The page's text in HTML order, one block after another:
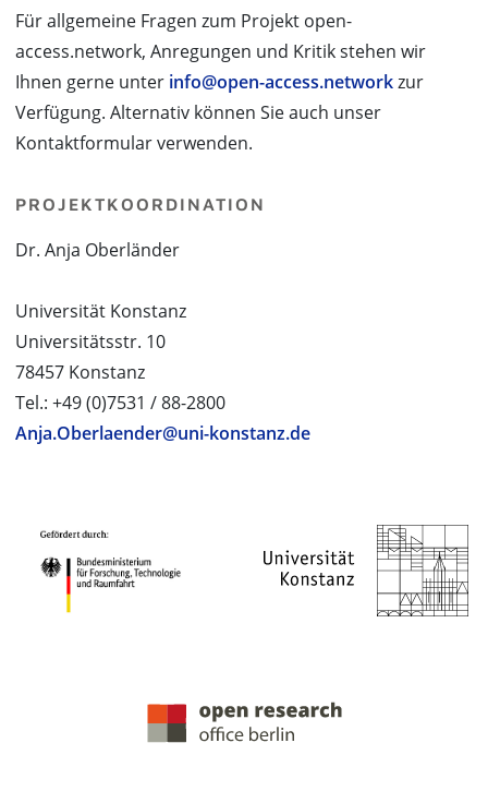
Für allgemeine Fragen zum Projekt open-
access.network, Anregungen und Kritik stehen wir
Ihnen gerne unter info@open-access.networkzur
Verfügung. Alternativ können Sie auch unser
Kontaktformular verwenden.
PROJEKTKOORDINATION
Dr. Anja Oberländer
Universität Konstanz
Universitätsstr. 10
78457 Konstanz
Tel.: +49 (0)7531 / 88-2800
Anja.Oberlaender@uni-konstanz.de